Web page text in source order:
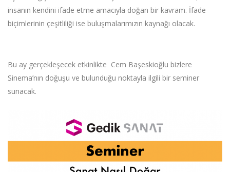
insanın kendini ifade etme amacıyla doğan bir kavram. İfade
biçimlerinin çeşitliliği ise buluşmalarımızın kaynağı olacak.
Bu ay gerçekleşecek etkinlikte Cem Başeskioğlu bizlere
Sinema’nın doğuşu ve bulunduğu noktayla ilgili bir seminer
sunacak.